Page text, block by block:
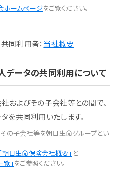
ホームページをご覧ください。
同利用者： 当社概要
データの共同利用について
およびその子会社等との間で、
を共同利用いたします。
の子会社等を朝日生命グループとい
朝日生命保険会社概要」 と
」 をご参照ください。